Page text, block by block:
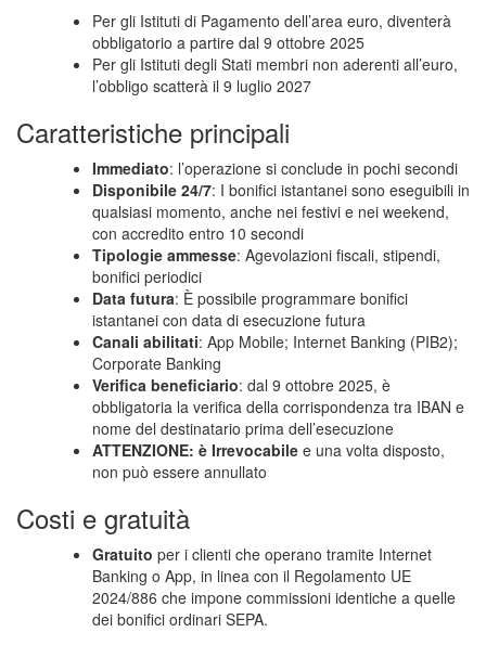
Per gli Istituti di Pagamento dell’area euro, diventerà
obbligatorio a partire dal 9 ottobre 2025
Per gli Istituti degli Stati membri non aderenti all’euro,
l’obbligo scatterà il 9 luglio 2027
Caratteristiche principali
Immediato: l’operazione si conclude in pochi secondi
Disponibile 24/7: I bonifici istantanei sono eseguibili in
qualsiasi momento, anche nei festivi e nei weekend,
con accredito entro 10 secondi
Tipologie ammesse: Agevolazioni fiscali, stipendi,
bonifici periodici
Data futura: È possibile programmare bonifici
istantanei con data di esecuzione futura
Canali abilitati: App Mobile; Internet Banking (PIB2);
Corporate Banking
Verifica beneficiario: dal 9 ottobre 2025, è
obbligatoria la verifica della corrispondenza tra IBAN e
nome del destinatario prima dell’esecuzione
ATTENZIONE: è Irrevocabile e una volta disposto,
non può essere annullato
Costi e gratuità
Gratuito per i clienti che operano tramite Internet
Banking o App, in linea con il Regolamento UE
2024/886 che impone commissioni identiche a quelle
dei bonifici ordinari SEPA.